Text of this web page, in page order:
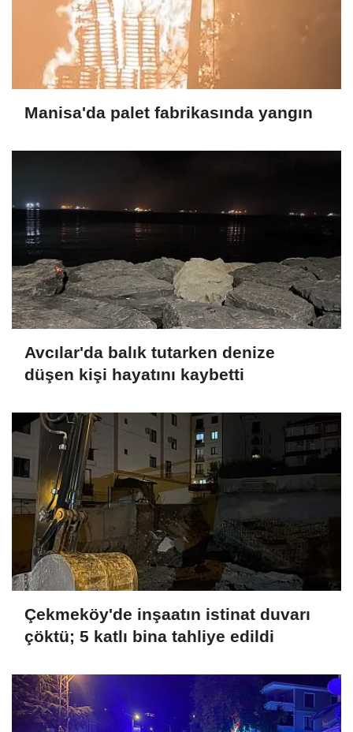
Manisa'da palet fabrikasında yangın
Avcılar'da balık tutarken denize
düşen kişi hayatını kaybetti
Çekmeköy'de inşaatın istinat duvarı
çöktü; 5 katlı bina tahliye edildi